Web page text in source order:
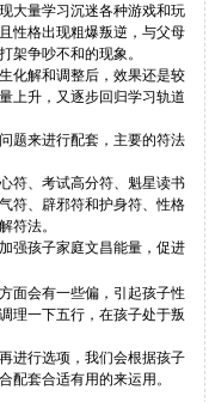
大量学习沉迷各种游戏和玩
性格出现粗爆叛逆，与父母
架争吵不和的现象。
化解和调整后，效果还是较
上升，又逐步回归学习轨道
题来进行配套，主要的符法
符、考试高分符、魁星读书
符、辟邪符和护身符、性格
符法。
强孩子家庭文昌能量，促进
面会有一些偏，引起孩子性
理一下五行，在孩子处于叛
进行选项，我们会根据孩子
配套合适有用的来运用。